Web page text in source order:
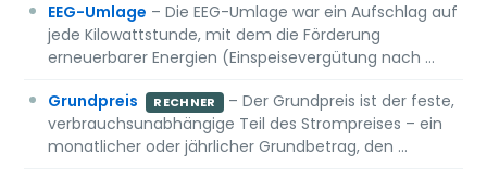
EEG-Umlage – Die EEG-Umlage war ein Aufschlag auf
jede Kilowattstunde, mit dem die Förderung
erneuerbarer Energien (Einspeisevergütung nach …
Grundpreis
RECHNER
– Der Grundpreis ist der feste,
verbrauchsunabhängige Teil des Strompreises – ein
monatlicher oder jährlicher Grundbetrag, den …